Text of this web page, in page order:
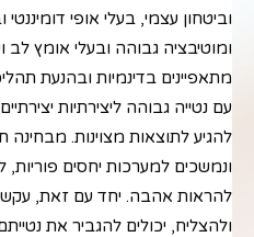
וביטחון עצמי, בעלי אופי
ומוטיבציה גבוהה ובעלי אומץ
מתאפיינים בדינמיות ובהנעת
עם נטייה גבוהה ליצירתיות
להגיע לתוצאות מצוינות. מבחינה
ונמשכים למערכות יחסים פוריות,
להראות אהבה. יחד עם זאת,
ולהצליח, יכולים להגביר את